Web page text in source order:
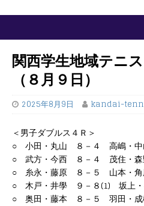
関西学生地域テニ
（８月９日）
2025年8月9日 kandai-
＜男子ダブルス４Ｒ＞
○ 小田・丸山 ８－４ 高嶋・中
○ 武方・今西 ８－４ 茂住・森
○ 糸永・藤原 ８－５ 山本・角
○ 木戸・井學 ９－８(1) 坂上・
○ 奥田・藤本 ８－５ 羽田・成